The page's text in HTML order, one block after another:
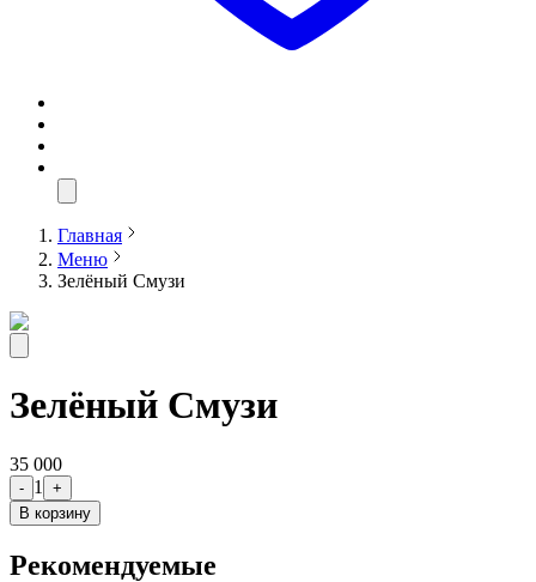
Главная
Меню
Зелёный Смузи
Зелёный Смузи
35 000
- 1
+
В корзину
Рекомендуемые